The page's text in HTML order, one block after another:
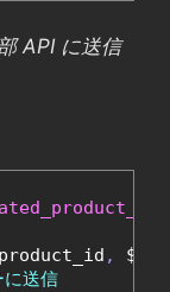
API に送信
,
送信